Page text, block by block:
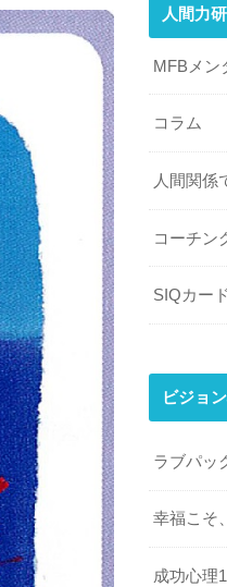
人間力
MFBメン
コラム
人間関係
コーチン
SIQカード
ビジョ
ラブパッ
幸福こそ
成功心理